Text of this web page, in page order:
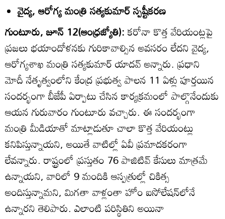
వైద్య, ఆరోగ్య మంత్రి సత్యకుమార్‌ స్పష్టీకరణ
గుంటూరు, జూన్‌ 12(ఆంధ్రజ్యోతి):కరోనా కొత్త వేరియంట్లపై
ప్రజలు భయాందోళనకు గురికావాల్సిన అవసరం లేదని వైద్య,
ఆరోగ్యశాఖ మంత్రి సత్యకుమార్‌ యాదవ్‌ అన్నారు. ప్రధాని
మోదీ నేతృత్వంలోని కేంద్ర ప్రభుత్వ పాలన 11 ఏళ్లు పూర్తయిన
సందర్భంగా బీజేపీ ఏర్పాటు చేసిన కార్యక్రమంలో పాల్గొనేందుకు
ఆయన గురువారం గుంటూరు వచ్చారు. ఈ సందర్భంగా
మంత్రి మీడియాతో మాట్లాడుతూ చాలా కొత్త వేరియంట్లు
కనిపిస్తున్నాయని, అయితే వాటిల్లో ఏవీ ప్రమాదకరంగా
లేవన్నారు. రాష్ట్రంలో ప్రస్తుతం 76 పాజిటివ్‌ కేసులు మాత్రమే
ఉన్నాయని, వారిలో 9 మందికి ఆస్పత్రుల్లో చికిత్స
అందిస్తున్నామని, మిగతా వాళ్లంతా హోం ఐసోలేషన్‌లోనే
ఉన్నారని తెలిపారు. ఎలాంటి పరిస్థితిని అయినా